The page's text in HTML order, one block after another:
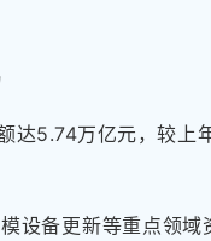
达5.74万亿元，较上
设备更新等重点领